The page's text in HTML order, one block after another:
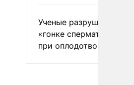
Ученые разрушили миф
«гонке
при оплодотворении